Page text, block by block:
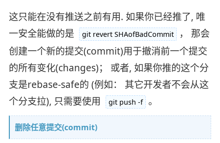
这只能在没有推送之前有用. 如果你已经推了, 唯
一安全能做的是
git revert SHAofBadCommit
， 那会
创建一个新的提交(commit)用于撤消前一个提交
的所有变化(changes)； 或者, 如果你推的这个分
支是rebase-safe的 (例如： 其它开发者不会从这
个分支拉), 只需要使用
git push -f 。
删除任意提交(commit)